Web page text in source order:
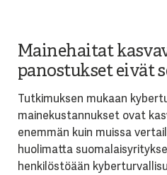
Mainehaitat
panostukset eivät
Tutkimuksen mukaan
mainekustannukset ovat
enemmän kuin muissa
huolimatta
henkilöstöään